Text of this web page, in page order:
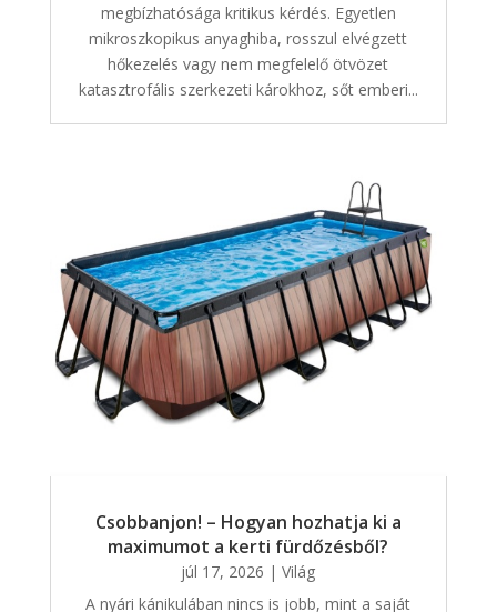
megbízhatósága kritikus kérdés. Egyetlen
mikroszkopikus anyaghiba, rosszul elvégzett
hőkezelés vagy nem megfelelő ötvözet
katasztrofális szerkezeti károkhoz, sőt emberi...
Csobbanjon! – Hogyan hozhatja ki a
maximumot a kerti fürdőzésből?
júl 17, 2026 |Világ
A nyári kánikulában nincs is jobb, mint a saját